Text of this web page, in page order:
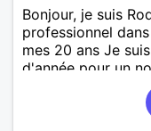
Bonjour, je suis
professionnel
mes 20 ans Je
d'année pour un
personne avec
pas aimer ;) Je
avec une pointe